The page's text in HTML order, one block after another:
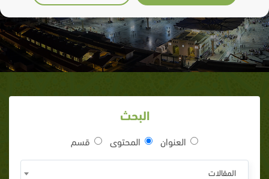
البحث
العنوان المحتوى قسم
المقالات